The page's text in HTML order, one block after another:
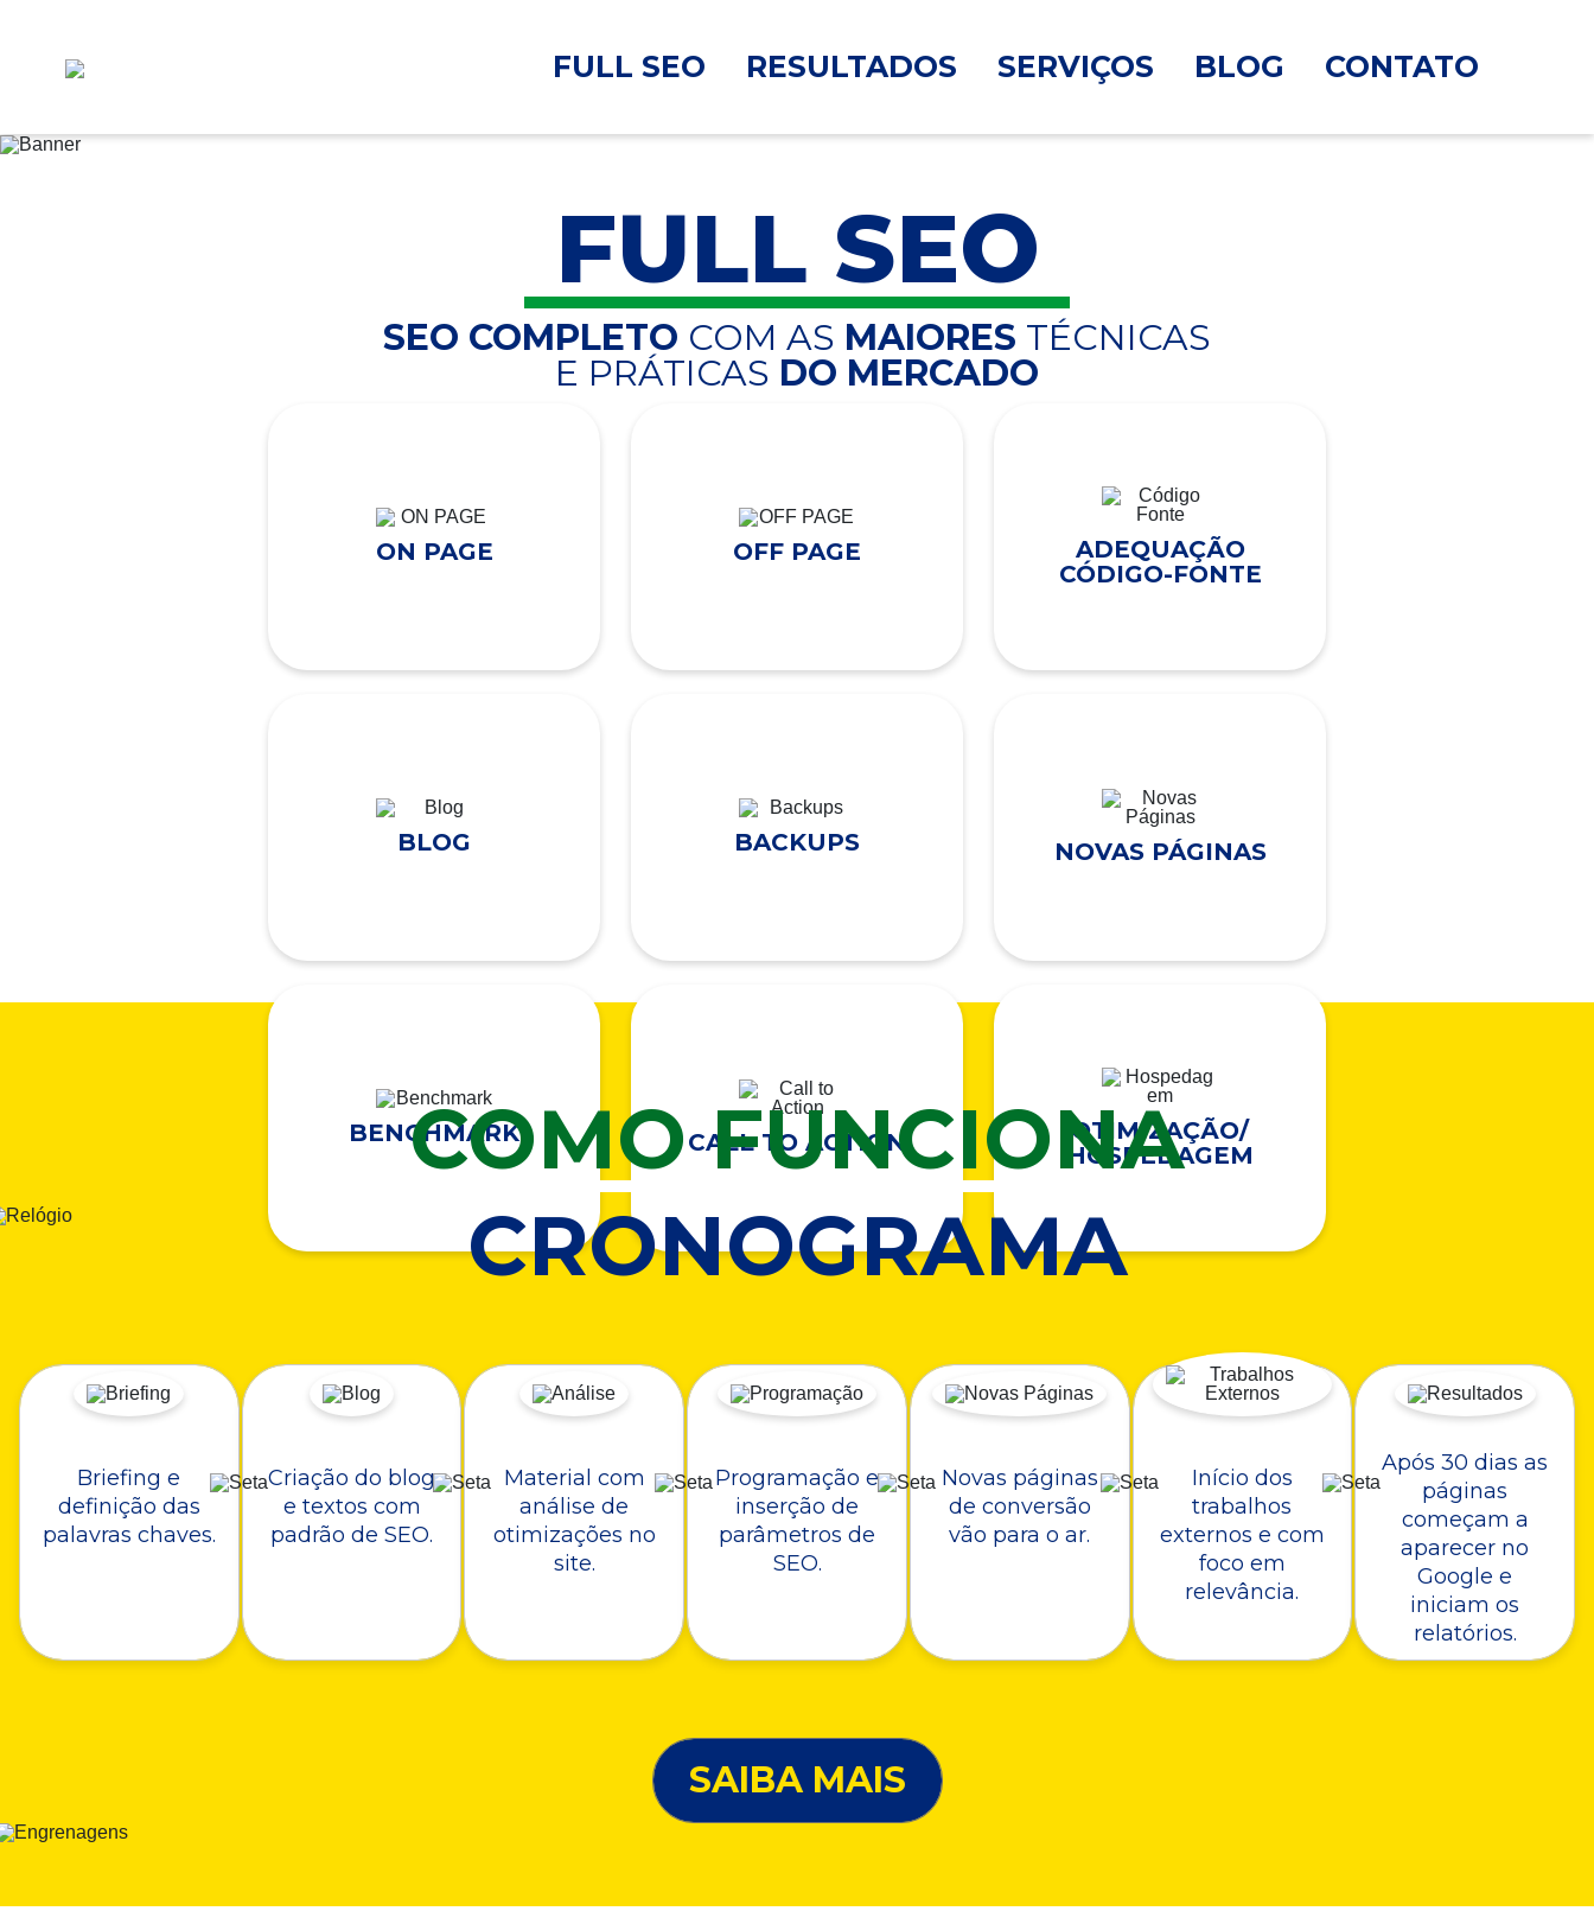
FULL SEO RESULTADOS SERVIÇOS BLOG CONTATO
FULL SEO
SEO COMPLETO COM AS MAIORES TÉCNICAS
E PRÁTICAS DO MERCADO
ON PAGE OFF PAGE
ADEQUAÇÃO
CÓDIGO-FONTE
BLOG BACKUPS NOVAS PÁGINAS
BENCHMARK CALL TO ACTION
OTIMIZAÇÃO/
HOSPEDAGEM
COMO FUNCIONA
CRONOGRAMA
Briefing e
definição das
palavras chaves.
Criação do blog
e textos com
padrão de SEO.
Material com
análise de
otimizações no
site.
Programação e
inserção de
parâmetros de
SEO.
Novas páginas
de conversão
vão para o ar.
Início dos
trabalhos
externos e com
foco em
relevância.
Após 30 dias as
páginas
começam a
aparecer no
Google e
iniciam os
relatórios.
SAIBA MAIS